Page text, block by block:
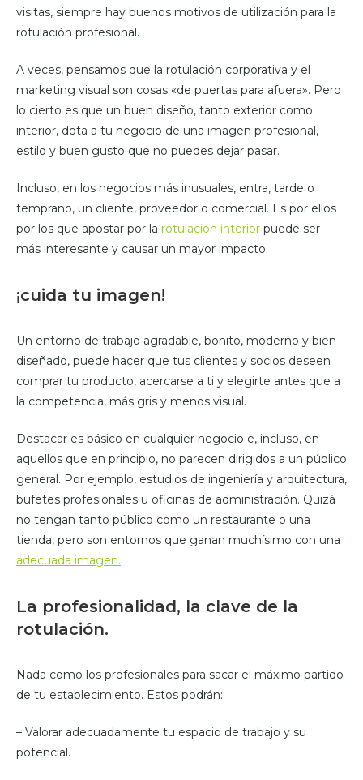
visitas, siempre hay buenos motivos de utilización para la
rotulación profesional.
A veces, pensamos que la rotulación corporativa y el
marketing visual son cosas «de puertas para afuera». Pero
lo cierto es que un buen diseño, tanto exterior como
interior, dota a tu negocio de una imagen profesional,
estilo y buen gusto que no puedes dejar pasar.
Incluso, en los negocios más inusuales, entra, tarde o
temprano, un cliente, proveedor o comercial. Es por ellos
por los que apostar por la rotulación interior puede ser
más interesante y causar un mayor impacto.
¡cuida tu imagen!
Un entorno de trabajo agradable, bonito, moderno y bien
diseñado, puede hacer que tus clientes y socios deseen
comprar tu producto, acercarse a ti y elegirte antes que a
la competencia, más gris y menos visual.
Destacar es básico en cualquier negocio e, incluso, en
aquellos que en principio, no parecen dirigidos a un público
general. Por ejemplo, estudios de ingeniería y arquitectura,
bufetes profesionales u oficinas de administración. Quizá
no tengan tanto público como un restaurante o una
tienda, pero son entornos que ganan muchísimo con una
adecuada imagen.
La profesionalidad, la clave de la
rotulación.
Nada como los profesionales para sacar el máximo partido
de tu establecimiento. Estos podrán:
– Valorar adecuadamente tu espacio de trabajo y su
potencial.